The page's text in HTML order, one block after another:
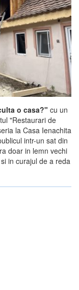
o casa?" cu un
"Restaurari de
la Casa Ienachita
intr-un sat din
doar in lemn vechi
in curajul de a reda